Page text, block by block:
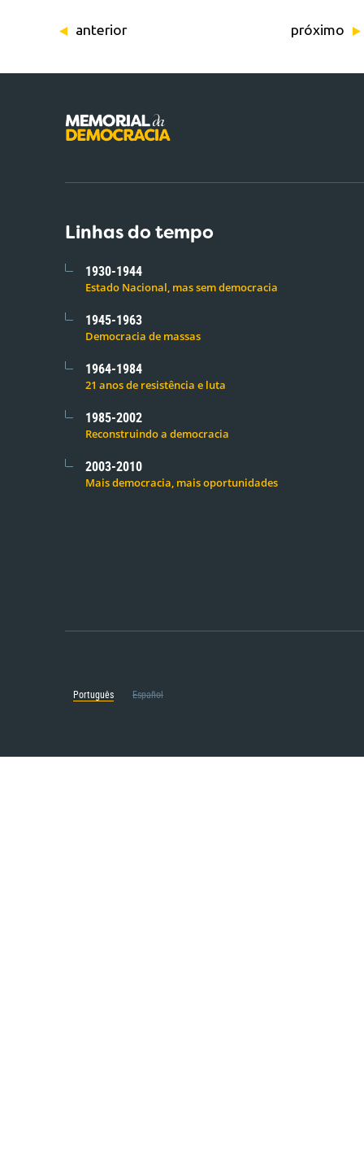
anterior próximo
Linhas do tempo
1930-1944
Estado Nacional, mas sem democracia
1945-1963
Democracia de massas
1964-1984
21 anos de resistência e luta
1985-2002
Reconstruindo a democracia
2003-2010
Mais democracia, mais oportunidades
Português Español